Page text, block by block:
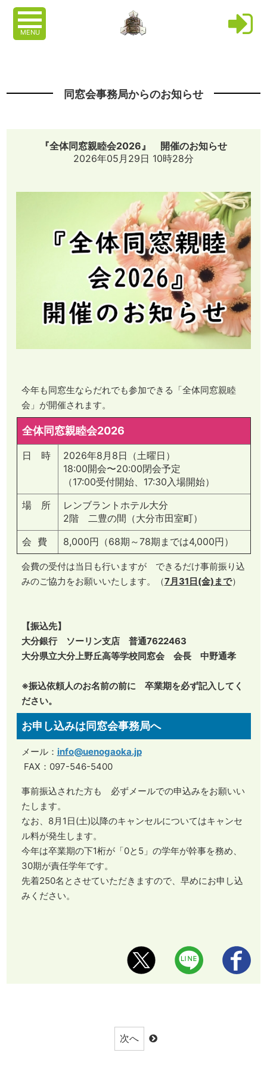
MENU
同窓会事務局からのお知らせ
『全体同窓親睦会2026』 開催のお知らせ
2026年05月29日 10時28分
今年も同窓生ならだれでも参加できる「全体同窓親睦
会」が開催されます。
全体同窓親睦会2026
日 時
2026年8月8日（土曜日）
18:00開会〜20:00閉会予定
（17:00受付開始、17:30入場開始）
場 所
レンブラントホテル大分
2階 二豊の間（大分市田室町）
会 費
8,000円（68期～78期までは4,000円）
会費の受付は当日も行いますが できるだけ事前振り込
みのご協力をお願いいたします。（7月31日(金)まで）
【振込先】
大分銀行 ソーリン支店 普通7622463
大分県立大分上野丘高等学校同窓会 会長 中野通孝
※振込依頼人のお名前の前に 卒業期を必ず記入してく
ださい。
お申し込みは同窓会事務局へ
メール： info@uenogaoka.jp
​FAX：097-546-5400
事前振込された方も 必ずメールでの申込みをお願いい
たします。
なお、8月1日(土)以降のキャンセルについてはキャンセ
ル料が発生します。
今年は卒業期の下1桁が「0と5」の学年が幹事を務め、
30期が責任学年です。
先着250名とさせていただきますので、早めにお申し込
みください。